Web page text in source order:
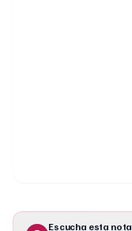
Escucha esta nota